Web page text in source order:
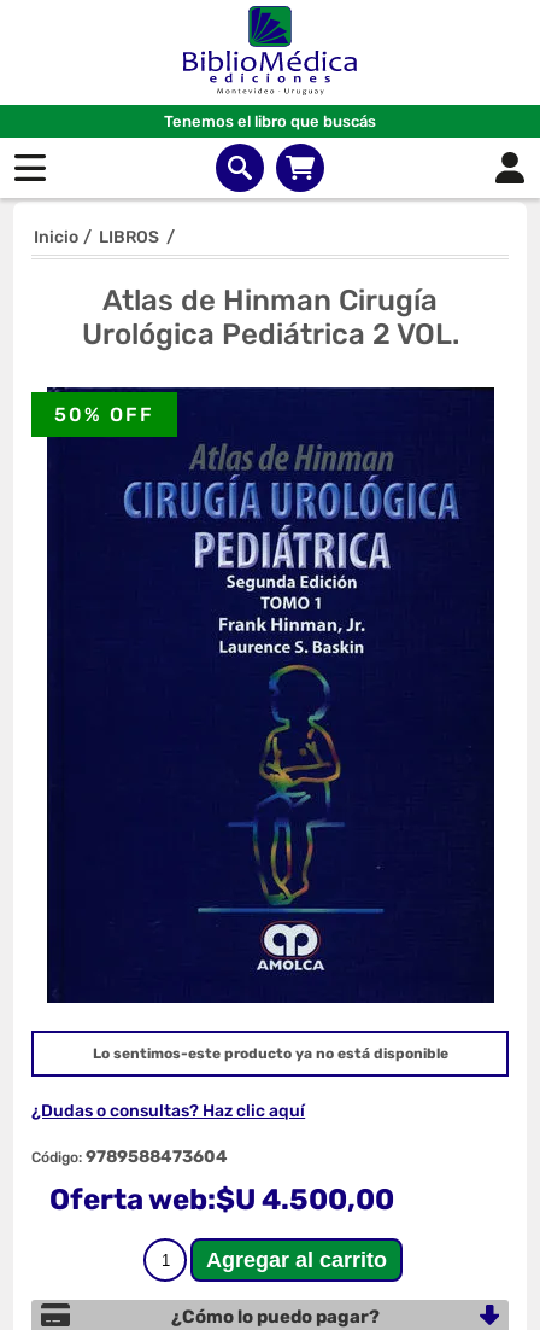
Tenemos el libro que buscás
Inicio / LIBROS /
Atlas de Hinman Cirugía
Urológica Pediátrica 2 VOL.
50% OFF
Lo sentimos-este producto ya no está disponible
¿Dudas o consultas? Haz clic aquí
Código: 9789588473604
Oferta web:$U 4.500,00
¿Cómo lo puedo pagar?